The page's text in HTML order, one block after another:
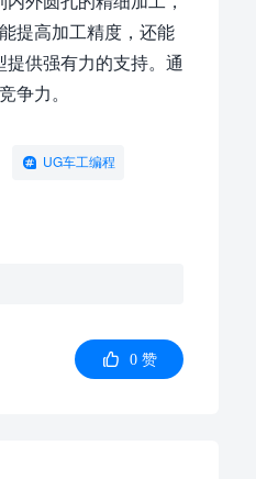
提高加工精度，还能
供强有力的支持。通
争力。
UG车工编程
 0 赞